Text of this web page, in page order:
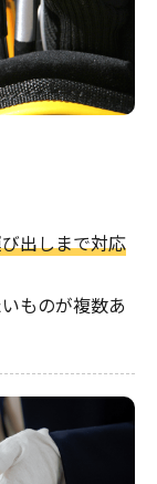
出しまで対応
ものが複数あ